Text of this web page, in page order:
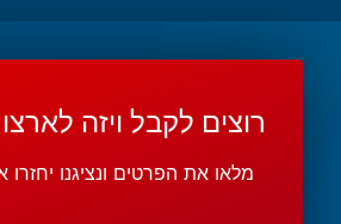
רוצים לקבל ויזה
מלאו את הפרטים ונציגנו